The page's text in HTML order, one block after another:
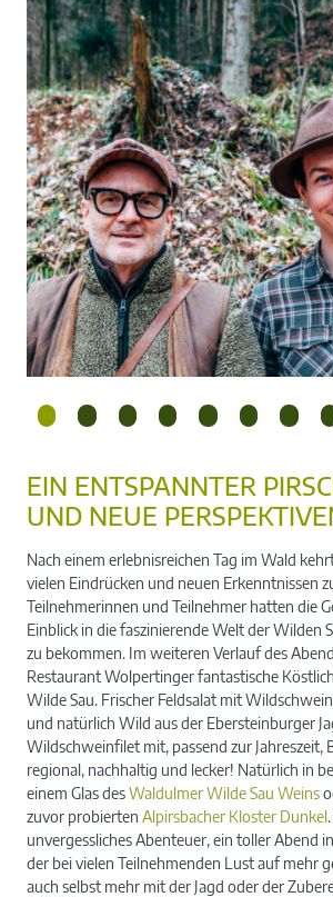
Jäger Tom Stolz und
EIN ENTSPANNTER
UND NEUE
Nach einem erlebnisreichen Tag im Wald
vielen Eindrücken und neuen Erkenntnissen
Teilnehmerinnen und Teilnehmer hatten die
Einblick in die faszinierende Welt der Wilden
zu bekommen. Im weiteren Verlauf des
Restaurant Wolpertinger fantastische
Wilde Sau. Frischer Feldsalat mit
und natürlich Wild aus der Ebersteinburger
Wildschweinfilet mit, passend zur Jahreszeit,
regional, nachhaltig und lecker! Natürlich in
einem Glas desWaldulmer Wilde Sau Weins
zuvor probierten Alpirsbacher Kloster Dunkel
unvergessliches Abenteuer, ein toller Abend
der bei vielen Teilnehmenden Lust auf mehr
auch selbst mehr mit der Jagd oder der